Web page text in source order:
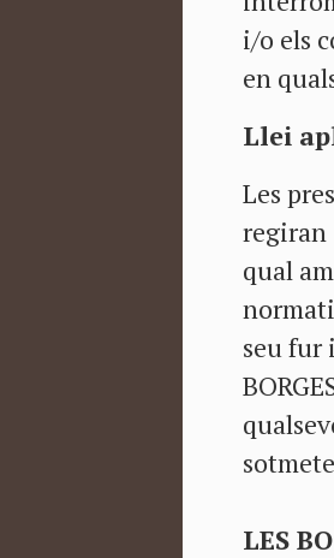
i/o els
en
Llei
Les
regiran
qual
seu fur
LES